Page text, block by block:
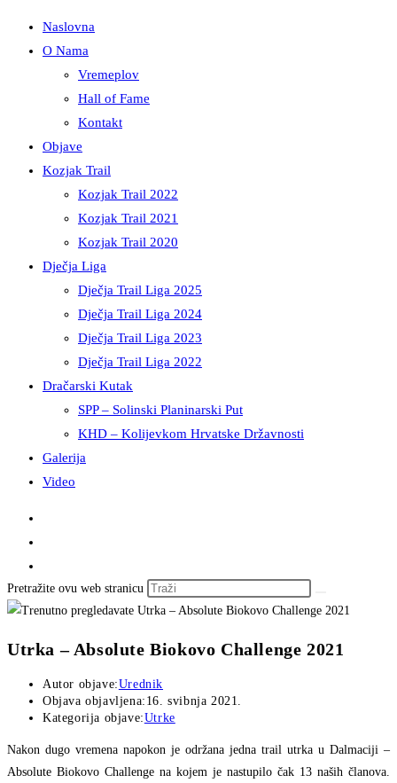
Naslovna
O Nama
Vremeplov
Hall of Fame
Kontakt
Objave
Kozjak Trail
Kozjak Trail 2022
Kozjak Trail 2021
Kozjak Trail 2020
Dječja Liga
Dječja Trail Liga 2025
Dječja Trail Liga 2024
Dječja Trail Liga 2023
Dječja Trail Liga 2022
Dračarski Kutak
SPP – Solinski Planinarski Put
KHD – Kolijevkom Hrvatske Državnosti
Galerija
Video
Pretražite ovu web stranicu
Utrka – Absolute Biokovo Challenge 2021
Autor objave:Urednik
Objava objavljena: 16. svibnja 2021.
Kategorija objave:Utrke
Nakon dugo vremena napokon je održana jedna trail utrka u Dalmaciji –
Absolute Biokovo Challenge na kojem je nastupilo čak 13 naših članova.